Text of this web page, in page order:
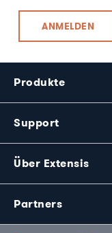
Produkte
Support
Über Extensis
Partners